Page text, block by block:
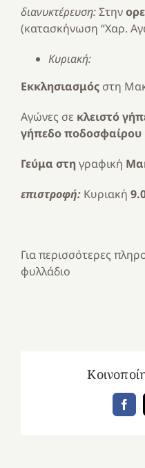
διανυκτέρευση:Στην
(κατασκήνωση “Χαρ.
Κυριακή:
Εκκλησιασμός στη
Αγώνες σε κλειστό
γήπεδο ποδοσφαίρου
Γεύμα στηγραφική
επιστροφή: Κυριακή
Για περισσότερες
φυλλάδιο